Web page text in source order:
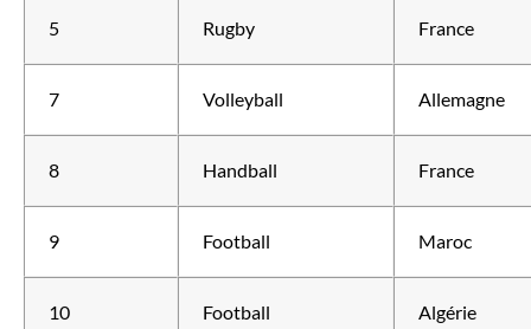
5 Rugby France
7 Volleyball Allemagne
8 Handball France
9 Football Maroc
10 Football Algérie